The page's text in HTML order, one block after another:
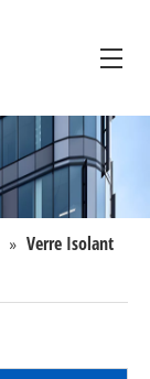
» Verre Isolant